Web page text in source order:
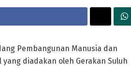
Pembangunan Manusia dan
diadakan oleh Gerakan Suluh